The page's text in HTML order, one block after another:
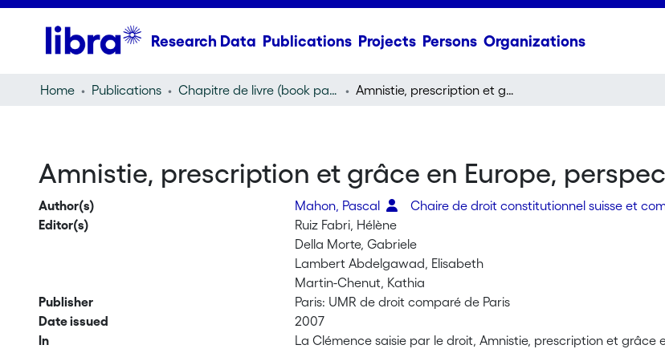
Research Data Publications Projects Persons Organizations
Home Publications Chapitre de livre (book part) Amnistie, prescription et grâce en Europe, perspectives nationales
Amnistie, prescription et grâce en Europe,
Author(s) Mahon, Pascal
Chaire de droit constitutionnel suisse et
Editor(s)
Ruiz Fabri, Hélène
Della Morte, Gabriele
Lambert Abdelgawad, Elisabeth
Martin-Chenut, Kathia
Publisher
Paris: UMR de droit comparé de Paris
Date issued
2007
In
La Clémence saisie par le droit, Amnistie, prescription et